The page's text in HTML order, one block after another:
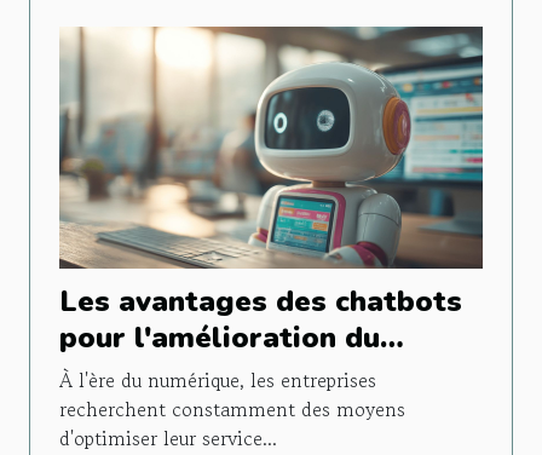
Les avantages des chatbots
pour l'amélioration du
service client
À l'ère du numérique, les entreprises
recherchent constamment des moyens
d'optimiser leur service...